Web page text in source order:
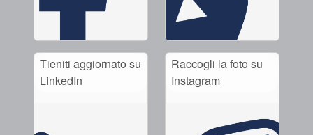
Tieniti aggiornato su
LinkedIn
Raccogli la foto su
Instagram